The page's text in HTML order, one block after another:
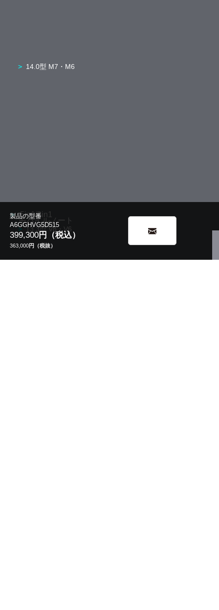
製品の型番
A6GGHVG5D515
399,300円（税込）
363,000円（税抜）
14.0型 M7・M6
5in1/2in1
モバイルノート
13.3型 V8・V6